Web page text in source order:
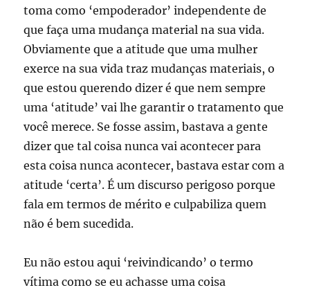
toma como ‘empoderador’ independente de
que faça uma mudança material na sua vida.
Obviamente que a atitude que uma mulher
exerce na sua vida traz mudanças materiais, o
que estou querendo dizer é que nem sempre
uma ‘atitude’ vai lhe garantir o tratamento que
você merece. Se fosse assim, bastava a gente
dizer que tal coisa nunca vai acontecer para
esta coisa nunca acontecer, bastava estar com a
atitude ‘certa’. É um discurso perigoso porque
fala em termos de mérito e culpabiliza quem
não é bem sucedida.
Eu não estou aqui ‘reivindicando’ o termo
vítima como se eu achasse uma coisa